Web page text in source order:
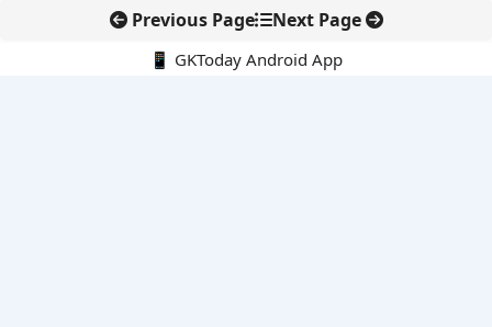
Previous Page Next Page
📱 GKToday Android App